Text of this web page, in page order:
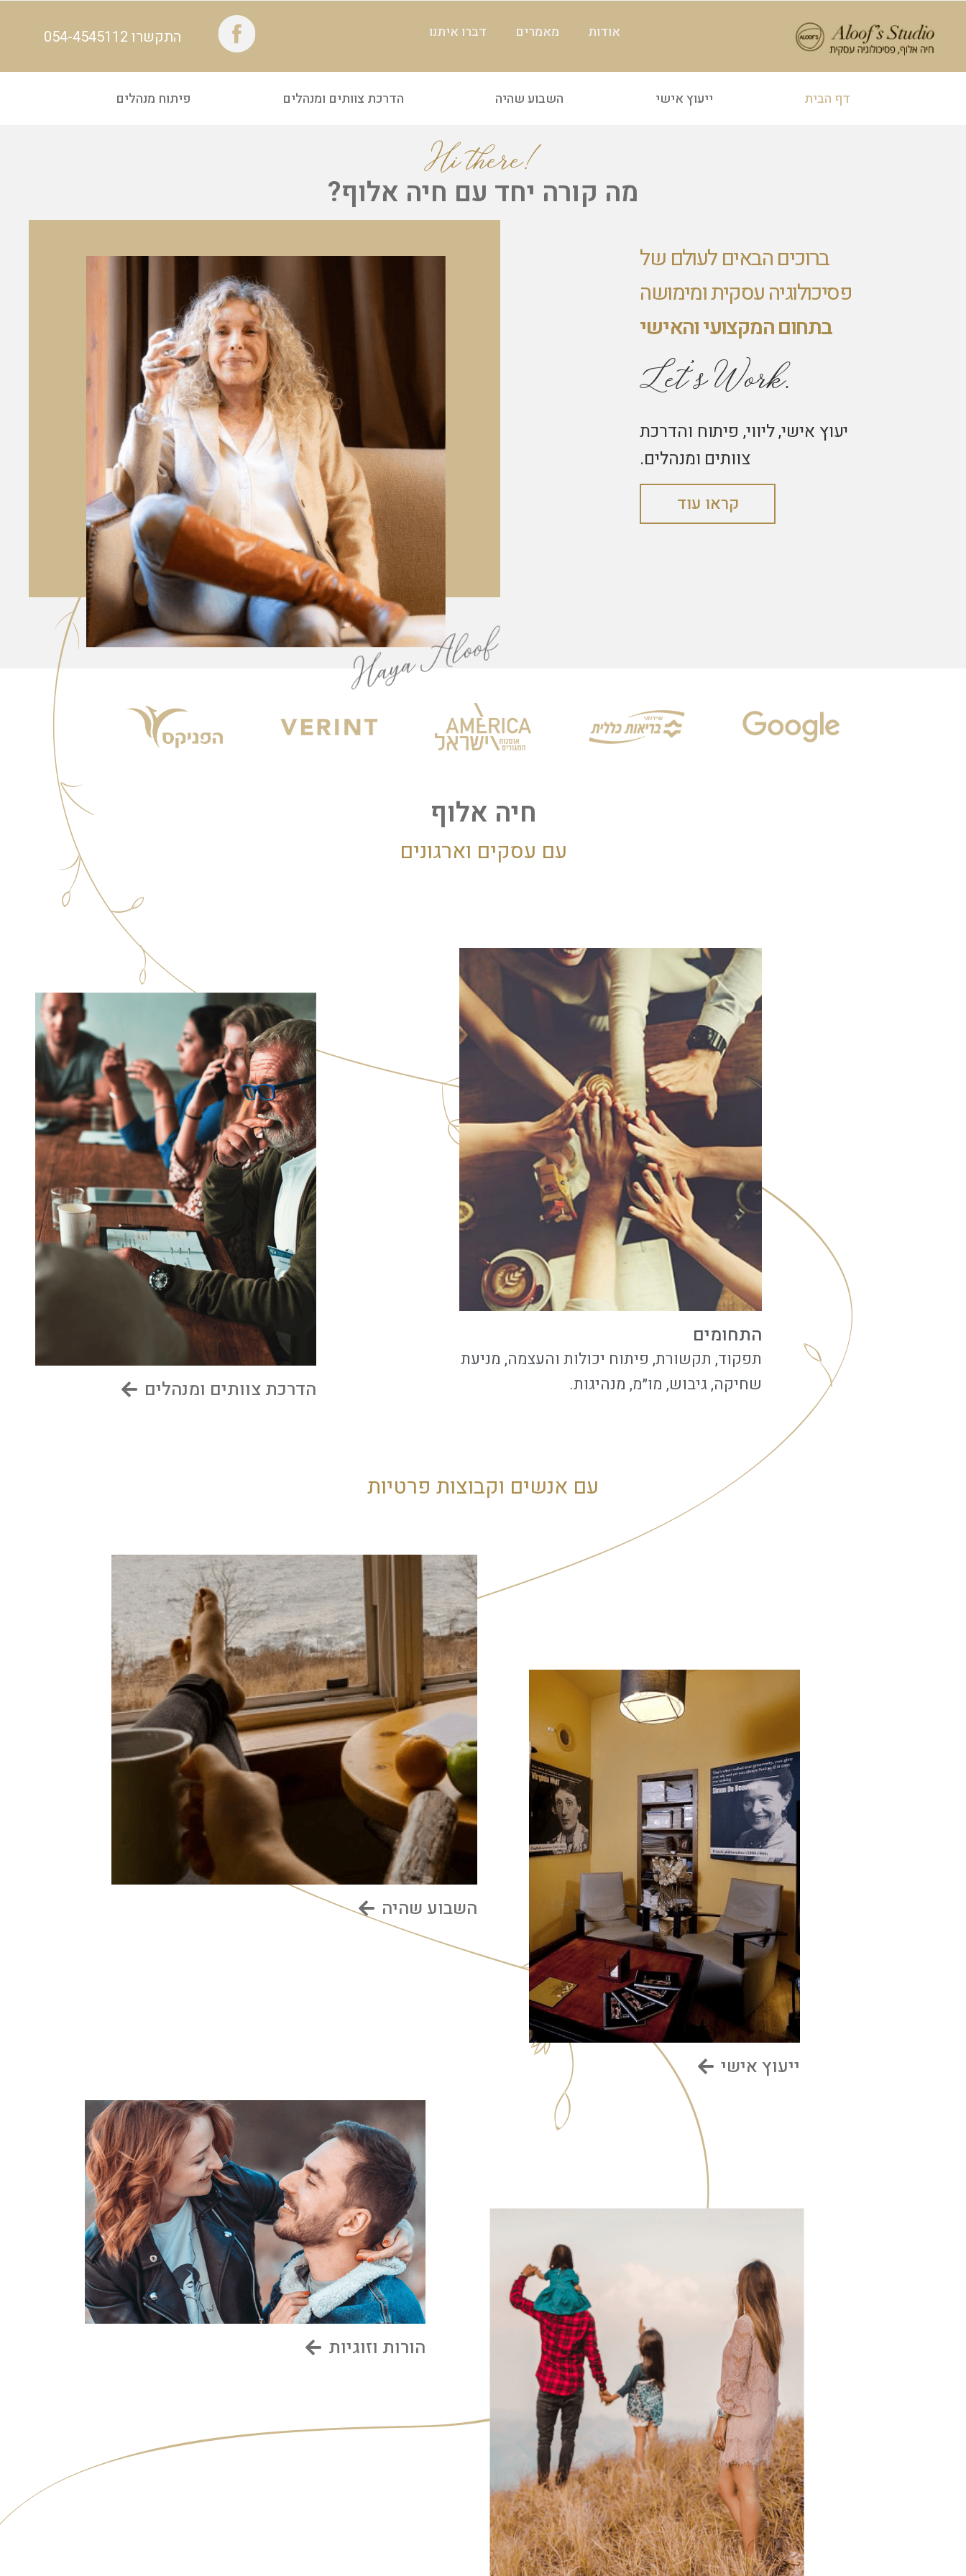
אודות מאמרים דברו איתנו התקשרו 054-4545112​
דף הבית ייעוץ אישי השבוע שהיה הדרכת צוותים ומנהלים פיתוח מנהלים
מה קורה יחד עם חיה אלוף?
ברוכים הבאים לעולם של
פסיכולוגיה עסקית ומימושה
בתחום המקצועי והאישי
Let's Work.
יעוץ אישי, ליווי, פיתוח והדרכת
צוותים ומנהלים.
קראו עוד
חיה אלוף
עם עסקים וארגונים
התחומים
תפקוד, תקשורת, פיתוח יכולות והעצמה, מניעת
שחיקה, גיבוש, מו״מ, מנהיגות.
הדרכת צוותים ומנהלים
עם אנשים וקבוצות פרטיות
ייעוץ אישי
השבוע שהיה
הורות וזוגיות